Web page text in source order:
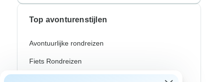
Top avonturenstijlen
Avontuurlijke rondreizen
Fiets Rondreizen